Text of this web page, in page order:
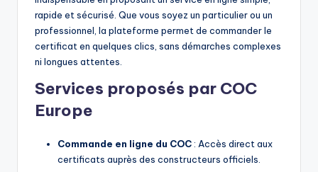
rapide et sécurisé. Que vous soyez un particulier ou un
professionnel, la plateforme permet de commander le
certificat en quelques clics, sans démarches complexes
ni longues attentes.
Services proposés par COC
Europe
Commande en ligne du COC : Accès direct aux
certificats auprès des constructeurs officiels.